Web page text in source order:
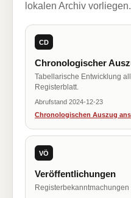
lokalen Archiv vorliegen.
CD
Chronologischer
Tabellarische Entwicklung
Registerblatt.
Abrufstand 2024-12-23
Chronologischen Auszug
VÖ
Veröffentlichungen